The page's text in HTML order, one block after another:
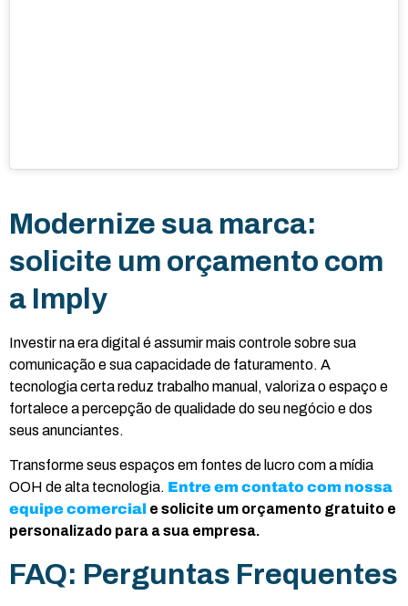
Modernize sua marca:
solicite um orçamento com
a Imply
Investir na era digital é assumir mais controle sobre sua
comunicação e sua capacidade de faturamento. A
tecnologia certa reduz trabalho manual, valoriza o espaço e
fortalece a percepção de qualidade do seu negócio e dos
seus anunciantes.
Transforme seus espaços em fontes de lucro com a mídia
OOH de alta tecnologia. Entre em contato com nossa
equipe comercial e solicite um orçamento gratuito e
personalizado para a sua empresa.
FAQ: Perguntas Frequentes